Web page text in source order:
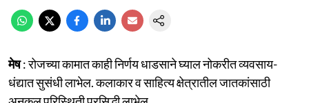
मेष: रोजच्या कामात काही निर्णय धाडसाने घ्याल नोकरीत व्यवसाय-
धंद्यात सुसंधी लाभेल. कलाकार व साहित्य क्षेत्रातील जातकांसाठी